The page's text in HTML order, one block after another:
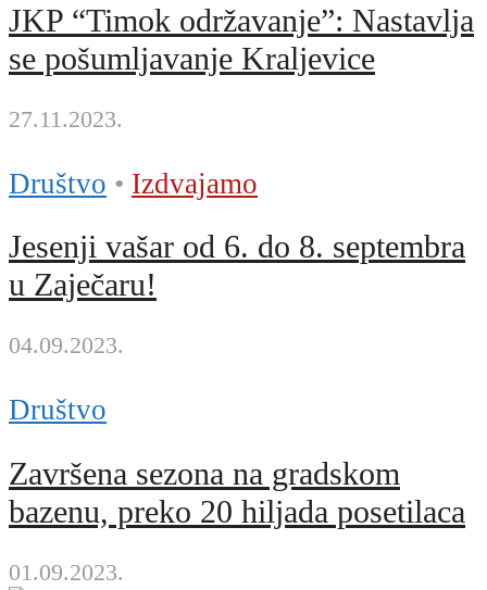
JKP “Timok održavanje”: Nastavlja
se pošumljavanje Kraljevice
27.11.2023.
Društvo • Izdvajamo
Jesenji vašar od 6. do 8. septembra
u Zaječaru!
04.09.2023.
Društvo
Završena sezona na gradskom
bazenu, preko 20 hiljada posetilaca
01.09.2023.